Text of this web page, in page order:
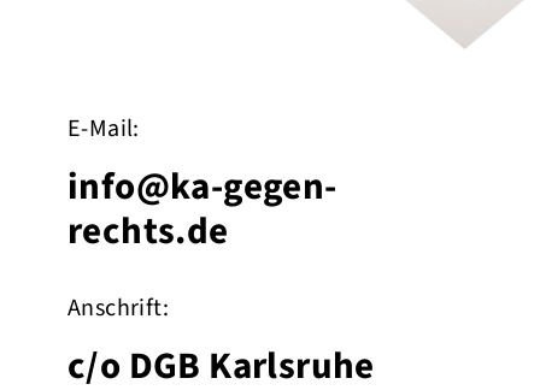
E-Mail:
info@ka-gegen-
rechts.de
Anschrift:
c/o DGB Karlsruhe